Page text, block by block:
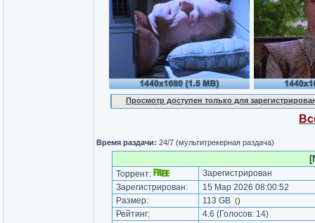
Просмотр доступен только для
Время раздачи: 24/7 (мультитрекерная раздача)
Торрент:
Зарегистрирован
Зарегистрирован:
15 Мар 2026 08:00:52
Размер:
113 GB ()
Рейтинг: 4.6 (Голосов: 14)